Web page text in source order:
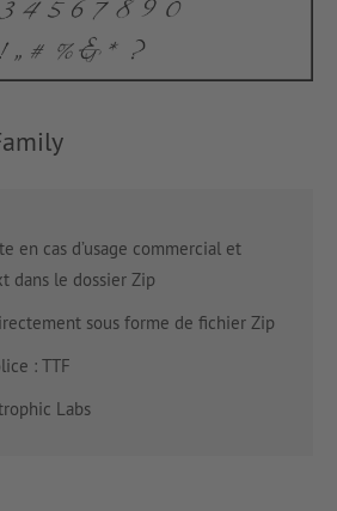
en cas d’usage commercial et
dans le dossier Zip
sous forme de fichier Zip
: TTF
Labs